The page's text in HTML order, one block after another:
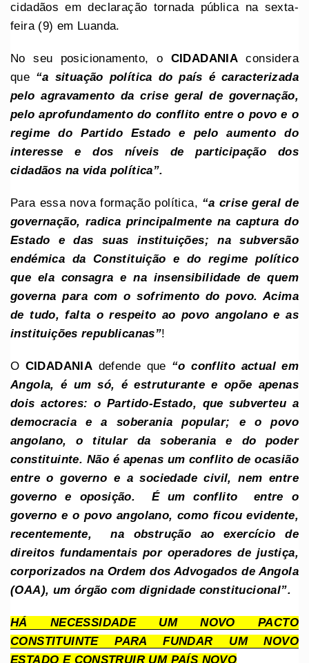
cidadãos em declaração tornada pública na sexta-
feira (9) em Luanda.
No seu posicionamento, o CIDADANIA considera
que “a situação política do país é caracterizada
pelo agravamento da crise geral de governação,
pelo aprofundamento do conflito entre o povo e o
regime do Partido Estado e pelo aumento do
interesse e dos níveis de participação dos
cidadãos na vida política”.
Para essa nova formação política, “a crise geral de
governação, radica principalmente na captura do
Estado e das suas instituições; na subversão
endémica da Constituição e do regime político
que ela consagra e na insensibilidade de quem
governa para com o sofrimento do povo. Acima
de tudo, falta o respeito ao povo angolano e as
instituições republicanas”!
O CIDADANIA defende que “o conflito actual em
Angola, é um só, é estruturante e opõe apenas
dois actores: o Partido-Estado, que subverteu a
democracia e a soberania popular; e o povo
angolano, o titular da soberania e do poder
constituinte. Não é apenas um conflito de ocasião
entre o governo e a sociedade civil, nem entre
governo e oposição. É um conflito entre o
governo e o povo angolano, como ficou evidente,
recentemente, na obstrução ao exercício de
direitos fundamentais por operadores de justiça,
corporizados na Ordem dos Advogados de Angola
(OAA), um órgão com dignidade constitucional”.
HÁ NECESSIDADE UM NOVO PACTO
CONSTITUINTE PARA FUNDAR UM NOVO
ESTADO E CONSTRUIR UM PAÍS NOVO